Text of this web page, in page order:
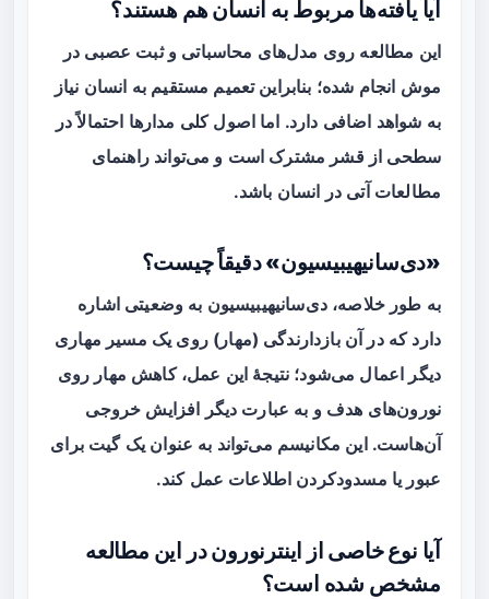
آیا یافته‌ها مربوط به انسان هم هستند؟
این مطالعه روی مدل‌های محاسباتی و ثبت عصبی در
موش انجام شده؛ بنابراین تعمیم مستقیم به انسان نیاز
به شواهد اضافی دارد. اما اصول کلی مدارها احتمالاً در
سطحی از قشر مشترک است و می‌تواند راهنمای
مطالعات آتی در انسان باشد.
«دی‌سانیهیبیسیون» دقیقاً چیست؟
به طور خلاصه، دی‌سانیهیبیسیون به وضعیتی اشاره
دارد که در آن بازدارندگی (مهار) روی یک مسیر مهاری
دیگر اعمال می‌شود؛ نتیجهٔ این عمل، کاهش مهار روی
نورون‌های هدف و به عبارت دیگر افزایش خروجی
آن‌هاست. این مکانیسم می‌تواند به عنوان یکگیت برای
عبور یا مسدودکردن اطلاعات عمل کند.
آیا نوع خاصی از اینترنورون در این مطالعه
مشخص شده است؟